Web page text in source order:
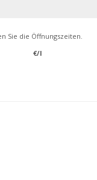
Sie die Öffnungszeiten.
€/l